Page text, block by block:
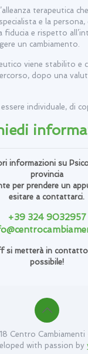
terapeutica
e la
fiducia e rispetto
un cambiamento.
viene stabilito e
dopo una
individuale, di
informazioni su
provincia
per prendere un
esitare a contattarci.
+39 324 9032957
si metterà in
possibile!
Centro
with passion by